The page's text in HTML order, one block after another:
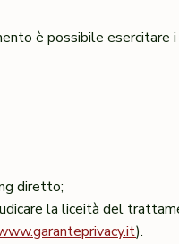
è possibile esercitare
diretto;
la liceità del
).